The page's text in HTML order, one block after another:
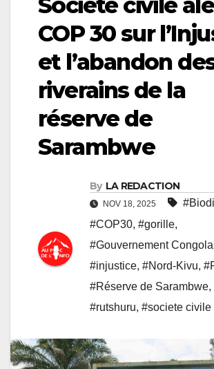
COP 30 sur
et l’abandon
riverains de la
réserve de
Sarambwe
By LA REDACTION
NOV 18, 2025
#COP30, #gorille,
#Gouvernement
#injustice, #Nord-Kivu,
#Réserve de Sarambwe,
#rutshuru, #societe civile